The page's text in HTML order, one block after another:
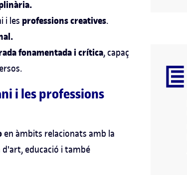
i les professions creatives.
fonamentada i crítica, capaç
i les professions
en àmbits relacionats amb la
educació i també